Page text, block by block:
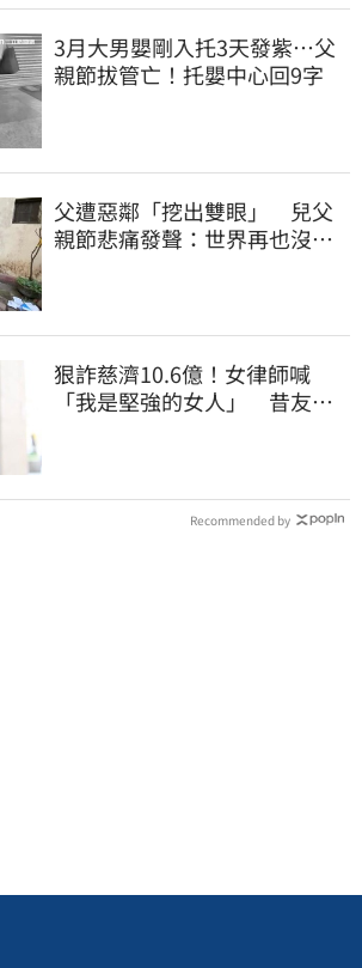
3月大男嬰剛入托3天發紫…父
親節拔管亡！托嬰中心回9字
父遭惡鄰「挖出雙眼」 兒父
親節悲痛發聲：世界再也沒有
狠詐慈濟10.6億！女律師喊
「我是堅強的女人」 昔友人
Recommended by